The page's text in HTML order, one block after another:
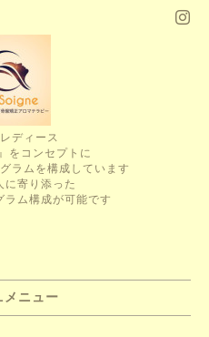
ディース
をコンセプトに
ラムを構成しています
に寄り添った
ラム構成が可能です
ニュー